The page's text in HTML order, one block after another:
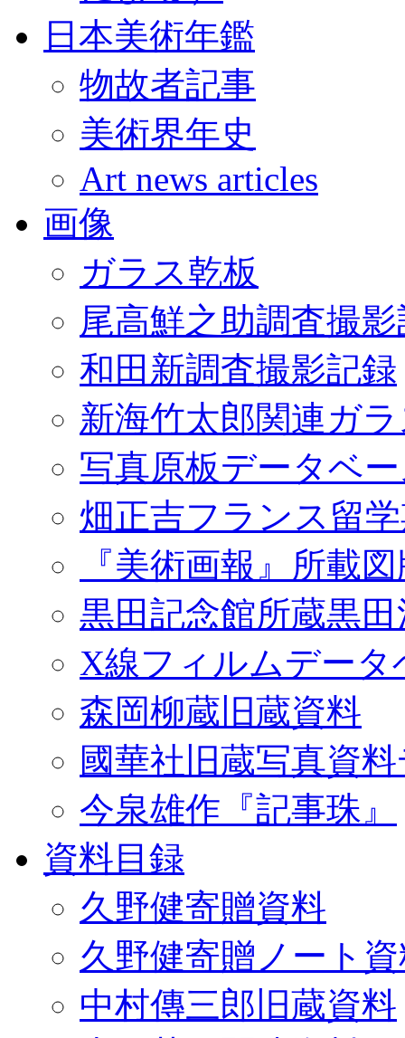
日本美術年鑑
物故者記事
美術界年史
Art news articles
画像
ガラス乾板
尾高鮮之助調査撮
和田新調査撮影記録
新海竹太郎関連ガ
写真原板データベ
畑正吉フランス留
『美術画報』所載
黒田記念館所蔵黒
X線フィルムデータ
森岡柳蔵旧蔵資料
國華社旧蔵写真資
今泉雄作『記事珠』
資料目録
久野健寄贈資料
久野健寄贈ノート
中村傳三郎旧蔵資料